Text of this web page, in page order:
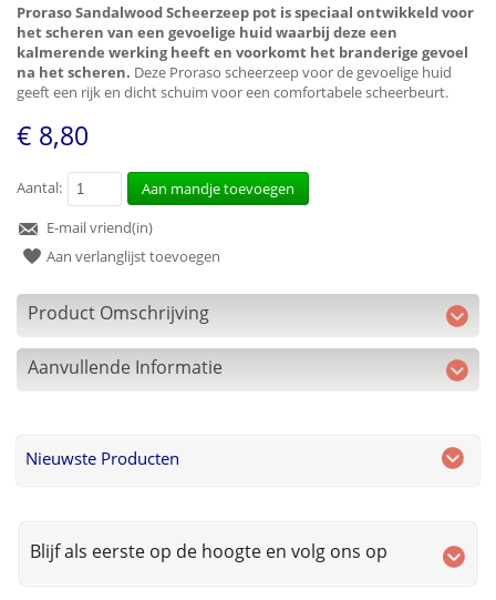
Proraso Sandalwood Scheerzeep pot is speciaal ontwikkeld voor
het scheren van een gevoelige huid waarbij deze een
kalmerende werking heeft en voorkomt het branderige gevoel
na het scheren. Deze Proraso scheerzeep voor de gevoelige huid
geeft een rijk en dicht schuim voor een comfortabele scheerbeurt.
€ 8,80
Aantal:
Aan mandje toevoegen
E-mail vriend(in)
Aan verlanglijst toevoegen
Product Omschrijving
Aanvullende Informatie
Nieuwste Producten
Blijf als eerste op de hoogte en volg ons op